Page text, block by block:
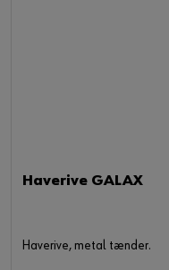
Haverive GALAX
Haverive, metal tænder.